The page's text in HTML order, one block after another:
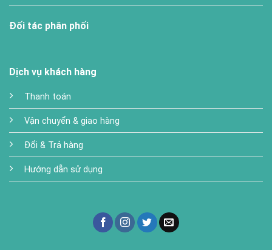
Đối tác phân phối
Dịch vụ khách hàng
Thanh toán
Vận chuyển & giao hàng
Đổi & Trả hàng
Hướng dẫn sử dụng